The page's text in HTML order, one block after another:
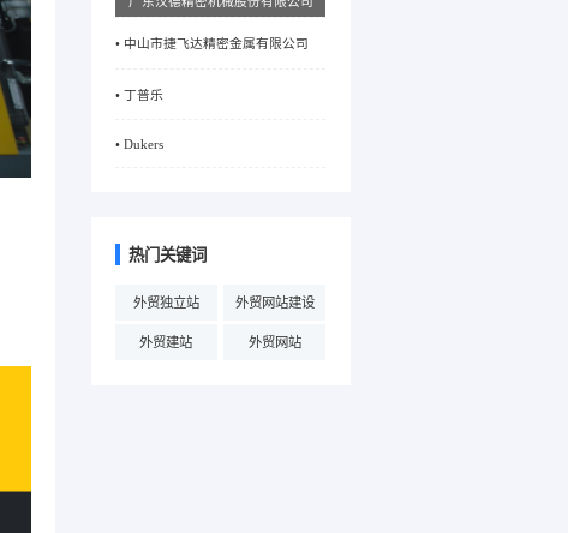
• 中山市捷飞达精密金属有限公司
• 丁普乐
• Dukers
热门关键词
外贸独立站 外贸网站建设
外贸建站 外贸网站